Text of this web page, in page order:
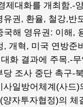
제대화를 개최함.-
유권, 환율, 철강,반
국해 영유권: 이해,
, 개혁, 미국 연방준
화 결과에 주목.-
조사 중단 촉구-
사일방어체계(사드)
양자투자협정)의 체